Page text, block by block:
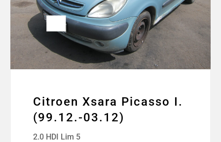
Citroen Xsara Picasso I.
(99.12.-03.12)
2.0 HDI Lim 5